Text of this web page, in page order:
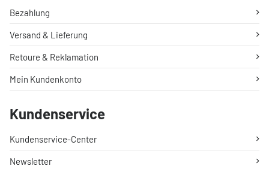
Bezahlung
Versand & Lieferung
Retoure & Reklamation
Mein Kundenkonto
Kundenservice
Kundenservice-Center
Newsletter